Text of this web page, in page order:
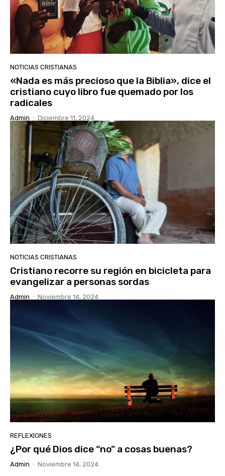
NOTICIAS CRISTIANAS
«Nada es más precioso que la Biblia», dice el
cristiano cuyo libro fue quemado por los
radicales
Admin - Diciembre 11, 2024
NOTICIAS CRISTIANAS
Cristiano recorre su región en bicicleta para
evangelizar a personas sordas
Admin - Noviembre 14, 2024
REFLEXIONES
¿Por qué Dios dice “no” a cosas buenas?
Admin - Noviembre 14, 2024